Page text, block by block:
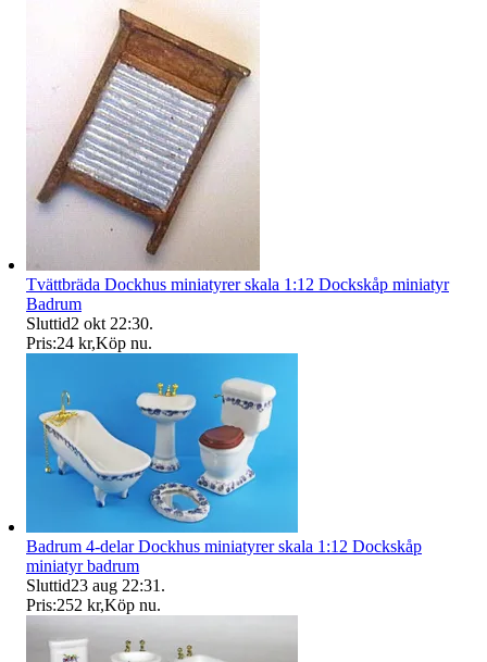
Tvättbräda Dockhus miniatyrer skala 1:12 Dockskåp miniatyr
Badrum
Sluttid2 okt 22:30.
Pris:24 kr,Köp nu.
Badrum 4-delar Dockhus miniatyrer skala 1:12 Dockskåp
miniatyr badrum
Sluttid23 aug 22:31 .
Pris:252 kr,Köp nu.